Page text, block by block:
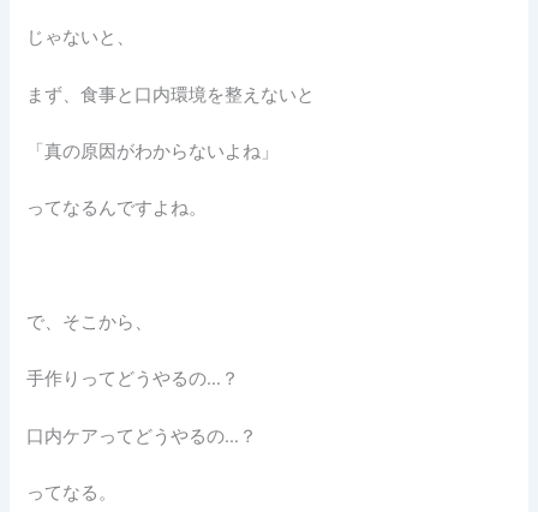
じゃないと、
まず、食事と口内環境を整えないと
「真の原因がわからないよね」
ってなるんですよね。
で、そこから、
手作りってどうやるの…？
口内ケアってどうやるの…？
ってなる。